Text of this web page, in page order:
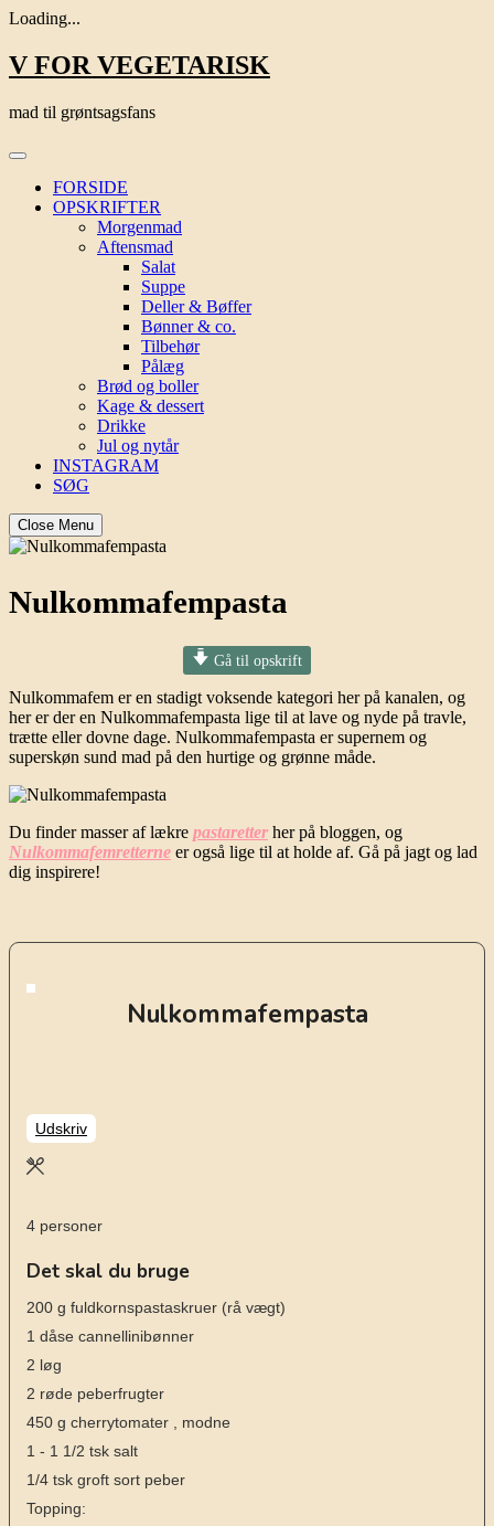
Loading...
Skip
to
V FOR VEGETARISK
mad til grøntsagsfans
FORSIDE
OPSKRIFTER
Morgenmad
Aftensmad
Salat
Suppe
Deller & Bøffer
Bønner & co.
Tilbehør
Pålæg
Brød og boller
Kage & dessert
Drikke
Jul og nytår
INSTAGRAM
SØG
Close Menu
Nulkommafempasta
Gå til opskrift
Nulkommafem er en stadigt voksende kategori her på kanalen, og
her er der en Nulkommafempasta lige til at lave og nyde på travle,
trætte eller dovne dage. Nulkommafempasta er supernem og
superskøn sund mad på den hurtige og grønne måde.
Du finder masser af lækre pastaretter her på bloggen, og
Nulkommafemretterne er også lige til at holde af. Gå på jagt og lad
dig inspirere!
Nulkommafempasta
Udskriv
4 personer
Det skal du bruge
200 g fuldkornspastaskruer (rå vægt)
1 dåse cannellinibønner
2 løg
2 røde peberfrugter
450 g cherrytomater
, modne
1 - 1 1/2 tsk salt
1/4 tsk groft sort peber
Topping: